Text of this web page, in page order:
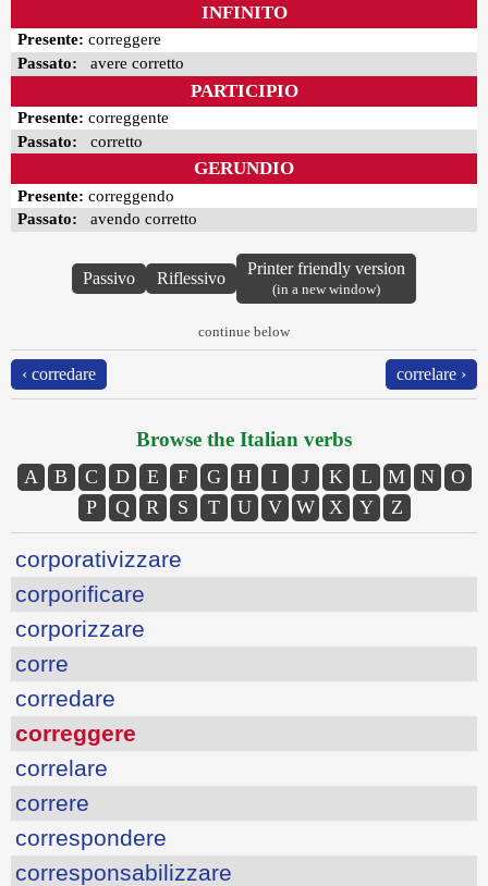
INFINITO
Presente: correggere
Passato: avere corretto
PARTICIPIO
Presente: correggente
Passato: corretto
GERUNDIO
Presente: correggendo
Passato: avendo corretto
Passivo Riflessivo
Printer friendly version
(in a new window)
continue below
‹ corredare correlare ›
Browse the Italian verbs
A B C D E F G H I J K L M N
O
P
Q R S T U V W X Y Z
corporativizzare
corporificare
corporizzare
corre
corredare
correggere
correlare
correre
correspondere
corresponsabilizzare